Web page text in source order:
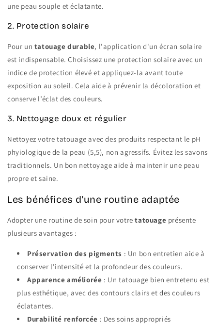
une peau souple et éclatante.
2. Protection solaire
Pour un tatouage durable, l'application d'un écran solaire
est indispensable. Choisissez une protection solaire avec un
indice de protection élevé et appliquez-la avant toute
exposition au soleil. Cela aide à prévenir la décoloration et
conserve l’éclat des couleurs.
3. Nettoyage doux et régulier
Nettoyez votre tatouage avec des produits respectant le pH
phyiologique de la peau (5,5), non agressifs. Évitez les savons
traditionnels. Un bon nettoyage aide à maintenir une peau
propre et saine.
Les bénéfices d'une routine adaptée
Adopter une routine de soin pour votretatouage présente
plusieurs avantages :
Préservation des pigments : Un bon entretien aide à
conserver l'intensité et la profondeur des couleurs.
Apparence améliorée : Un tatouage bien entretenu est
plus esthétique, avec des contours clairs et des couleurs
éclatantes.
Durabilité renforcée : Des soins appropriés